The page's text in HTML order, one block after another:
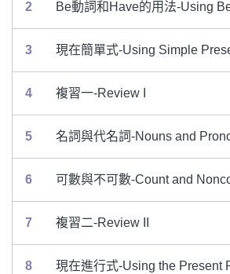
2 Be動詞和Have的用法-Using
3 現在簡單式-Using Simple
4 複習一-Review I
5 名詞與代名詞-Nouns and
6 可數與不可數-Count and
7 複習二-Review II
8 現在進行式-Using the Present